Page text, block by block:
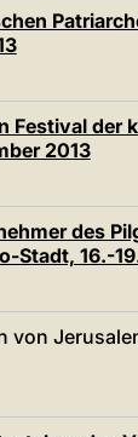
der
2013
des
Stadt, 16.-
von